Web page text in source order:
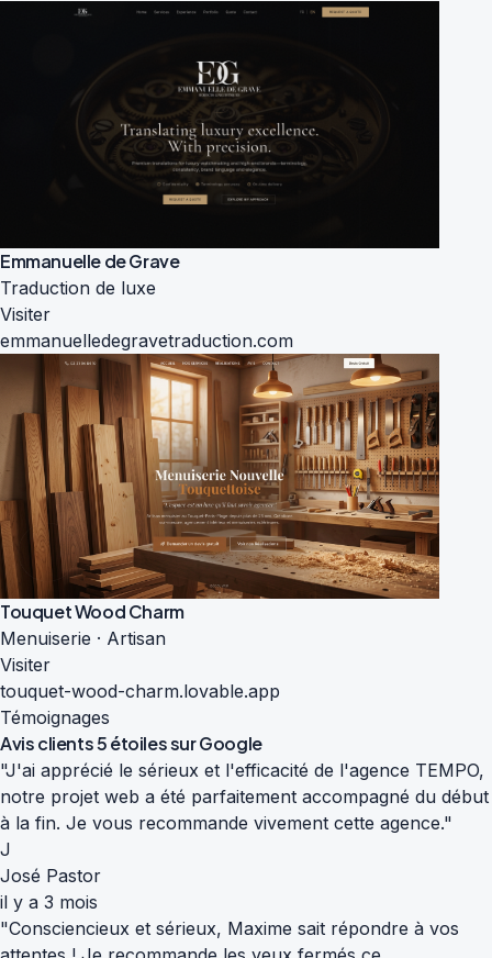
Emmanuelle de Grave
Traduction de luxe
Visiter
emmanuelledegravetraduction.com
Touquet Wood Charm
Menuiserie · Artisan
Visiter
touquet-wood-charm.lovable.app
Témoignages
Avis clients5 étoiles sur Google
"J'ai apprécié le sérieux et l'efficacité de l'agence TEMPO,
notre projet web a été parfaitement accompagné du début
à la fin. Je vous recommande vivement cette agence."
J
José Pastor
il y a 3 mois
"Consciencieux et sérieux, Maxime sait répondre à vos